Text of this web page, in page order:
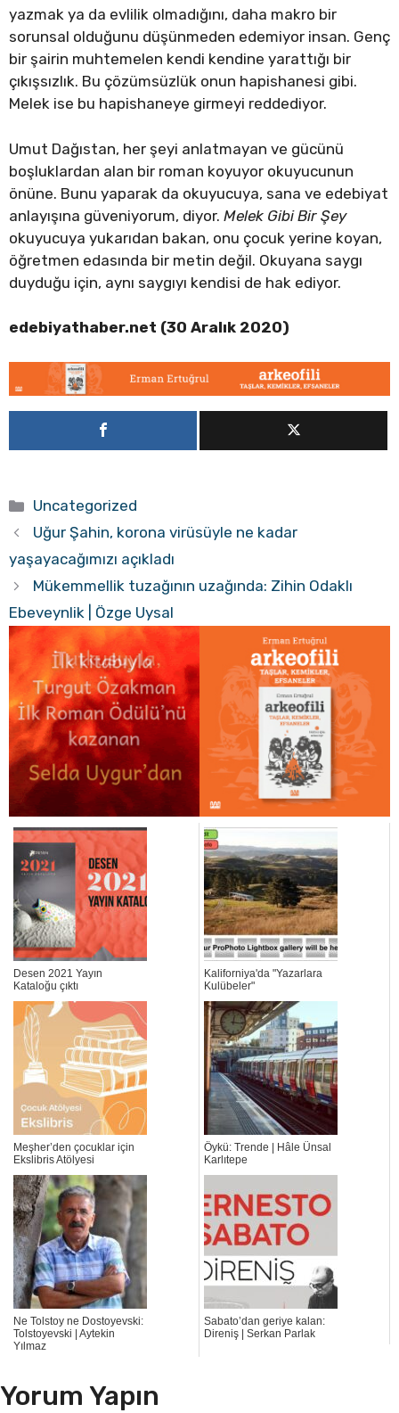
yazmak ya da evlilik olmadığını, daha makro bir
sorunsal olduğunu düşünmeden edemiyor insan. Genç
bir şairin muhtemelen kendi kendine yarattığı bir
çıkışsızlık. Bu çözümsüzlük onun hapishanesi gibi.
Melek ise bu hapishaneye girmeyi reddediyor.
Umut Dağıstan, her şeyi anlatmayan ve gücünü
boşluklardan alan bir roman koyuyor okuyucunun
önüne. Bunu yaparak da okuyucuya, sana ve edebiyat
anlayışına güveniyorum, diyor. Melek Gibi Bir Şey
okuyucuya yukarıdan bakan, onu çocuk yerine koyan,
öğretmen edasında bir metin değil. Okuyana saygı
duyduğu için, aynı saygıyı kendisi de hak ediyor.
edebiyathaber.net (30 Aralık 2020)
Kategoriler
Uncategorized
Uğur Şahin, korona virüsüyle ne kadar
yaşayacağımızı açıkladı
Mükemmellik tuzağının uzağında: Zihin Odaklı
Ebeveynlik | Özge Uysal
Desen 2021 Yayın
Kataloğu çıktı
Kaliforniya'da "Yazarlara
Kulübeler"
Meşher’den çocuklar için
Ekslibris Atölyesi
Öykü: Trende | Hâle Ünsal
Karlıtepe
Ne Tolstoy ne Dostoyevski:
Tolstoyevski | Aytekin
Yılmaz
Sabato’dan geriye kalan:
Direniş | Serkan Parlak
Yorum Yapın